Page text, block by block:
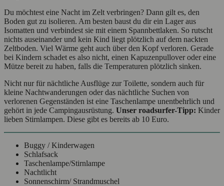
Du möchtest eine Nacht im Zelt verbringen? Dann gilt es, den
Boden gut zu isolieren. Am besten baust du dir ein Lager aus
Isomatten und verbindest sie mit einem Spannbettlaken. So rutscht
nichts auseinander und kein Kind liegt plötzlich auf dem nackten
Zeltboden. Viel Wärme geht auch über den Kopf verloren. Gerade
bei Kindern schadet es also nicht, einen Kapuzenpullover oder eine
Mütze bereit zu haben, falls die Temperaturen plötzlich sinken.
Nicht nur für nächtliche Ausflüge zur Toilette, sondern auch für
kleine Nachtwanderungen oder das nächtliche Suchen von
verlorenen Gegenständen ist eine Taschenlampe unentbehrlich und
gehört in jede Campingausrüstung. Unser roadsurfer-Tipp: Kinder
lieben Stirnlampen. Diese gibt es bereits ab 10 Euro.
Buggy / Kinderwagen
Schlafsack
Taschenlampe/Stirnlampe
Nachtlicht
Sonnenschirm/ Strandmuschel